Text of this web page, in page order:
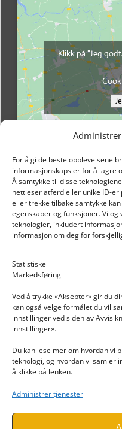
For å gi de beste opplevelsene
informasjonskapsler for å lagre
Å samtykke til disse
nettleser atferd eller unike ID-er
eller trekke tilbake samtykke
egenskaper og funksjoner. Vi
teknologier, inkludert
informasjon om deg for
Statistiske
Markedsføring
Ved å trykke «Aksepter» gir du
kan også velge formålet du vil
innstillinger ved siden av Avvis
innstillinger».
Du kan lese mer om hvordan vi
teknologi, og hvordan vi samler
å klikke på lenken.
Administrer tjenester
Klikk på "Jeg